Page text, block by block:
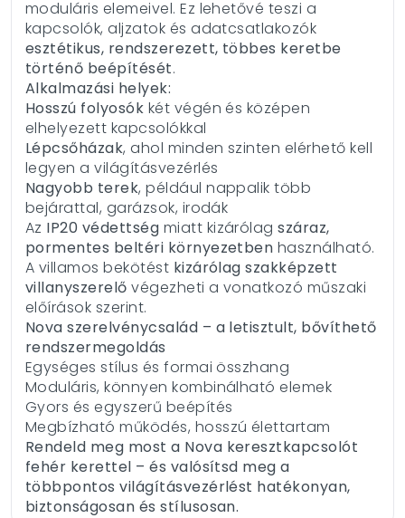
moduláris elemeivel. Ez lehetővé teszi a
kapcsolók, aljzatok és adatcsatlakozók
esztétikus, rendszerezett, többes keretbe
történő beépítését.
Alkalmazási helyek:
Hosszú folyosók két végén és középen
elhelyezett kapcsolókkal
Lépcsőházak, ahol minden szinten elérhető kell
legyen a világításvezérlés
Nagyobb terek, például nappalik több
bejárattal, garázsok, irodák
Az IP20 védettség miatt kizárólagszáraz,
pormentes beltéri környezetben használható.
A villamos bekötést kizárólag szakképzett
villanyszerelő végezheti a vonatkozó műszaki
előírások szerint.
Nova szerelvénycsalád – a letisztult, bővíthető
rendszermegoldás
Egységes stílus és formai összhang
Moduláris, könnyen kombinálható elemek
Gyors és egyszerű beépítés
Megbízható működés, hosszú élettartam
Rendeld meg most a Nova keresztkapcsolót
fehér kerettel – és valósítsd meg a
többpontos világításvezérlést hatékonyan,
biztonságosan és stílusosan.